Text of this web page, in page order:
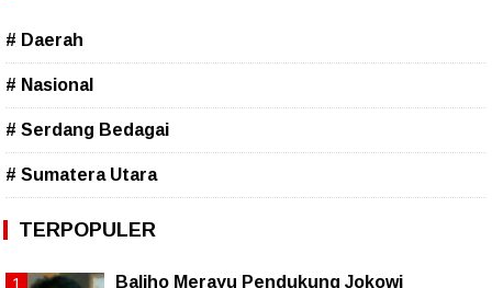
# Daerah
# Nasional
# Serdang Bedagai
# Sumatera Utara
TERPOPULER
Baliho Merayu Pendukung Jokowi